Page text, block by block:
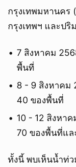
กรุงเทพมหานคร
กรุงเทพฯ และป
7 สิงหาคม
พื้นที่
8 - 9 สิงหาคม
40 ของพื้นที่
10 - 12 สิงหา
70 ของพื้นที่แ
ทั้งนี้ พบเห็นน้ำท่